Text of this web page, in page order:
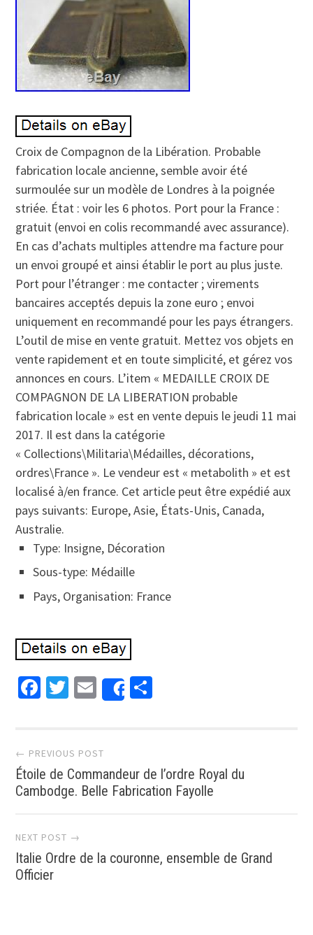
Croix de Compagnon de la Libération. Probable
fabrication locale ancienne, semble avoir été
surmoulée sur un modèle de Londres à la poignée
striée. État : voir les 6 photos. Port pour la France :
gratuit (envoi en colis recommandé avec assurance).
En cas d’achats multiples attendre ma facture pour
un envoi groupé et ainsi établir le port au plus juste.
Port pour l’étranger : me contacter ; virements
bancaires acceptés depuis la zone euro ; envoi
uniquement en recommandé pour les pays étrangers.
L’outil de mise en vente gratuit. Mettez vos objets en
vente rapidement et en toute simplicité, et gérez vos
annonces en cours. L’item « MEDAILLE CROIX DE
COMPAGNON DE LA LIBERATION probable
fabrication locale » est en vente depuis le jeudi 11 mai
2017. Il est dans la catégorie
« Collections\Militaria\Médailles, décorations,
ordres\France ». Le vendeur est « metabolith » et est
localisé à/en france. Cet article peut être expédié aux
pays suivants: Europe, Asie, États-Unis, Canada,
Australie.
Type: Insigne, Décoration
Sous-type: Médaille
Pays, Organisation: France
Facebook
Twitter
EmailShare
Post navigation
← PREVIOUS POST
Étoile de Commandeur de l’ordre Royal du
Cambodge. Belle Fabrication Fayolle
NEXT POST →
Italie Ordre de la couronne, ensemble de Grand
Officier